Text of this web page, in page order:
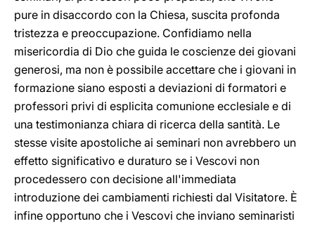
pure in disaccordo con la Chiesa, suscita profonda
tristezza e preoccupazione. Confidiamo nella
misericordia di Dio che guida le coscienze dei giovani
generosi, ma non è possibile accettare che i giovani in
formazione siano esposti a deviazioni di formatori e
professori privi di esplicita comunione ecclesiale e di
una testimonianza chiara di ricerca della santità. Le
stesse visite apostoliche ai seminari non avrebbero un
effetto significativo e duraturo se i Vescovi non
procedessero con decisione all'immediata
introduzione dei cambiamenti richiesti dal Visitatore. È
infine opportuno che i Vescovi che inviano seminaristi